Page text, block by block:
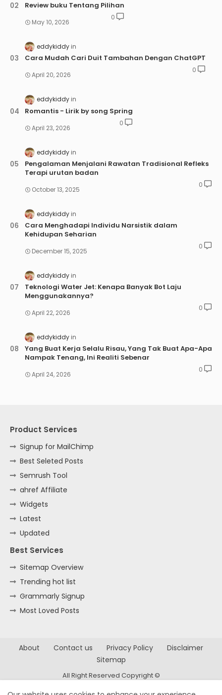
Review buku Tentang Pilihan
May 10, 2026
0
eddykiddy
Cara Mudah Cari Duit Tambahan Dengan ChatGPT
April 20, 2026
0
eddykiddy
Romantis - Lirik by song Spring
April 23, 2026
0
eddykiddy
Pengalaman Menjalani Rawatan Tradisional Refleks
Terapi urutan badan
October 13, 2025
0
eddykiddy
Cara Menghadapi Individu Narsistik dalam
Kehidupan Seharian
December 15, 2025
0
eddykiddy
Teknologi Water Jet: Kenapa Banyak Bot Laju
Menggunakannya?
April 22, 2026
0
eddykiddy
Yang Buat Kerja Selalu Risau, Yang Tak Buat Apa-Apa
Nampak Tenang, Ini Realiti Sebenar
April 24, 2026
0
Product Services
Signup for MailChimp
Best Seleted Posts
Semrush Tool
ahref Affiliate
Widgets
Latest
Updated
Best Services
Sitemap Overview
Trending hot list
Grammarly Signup
Most Loved Posts
About Contact us Privacy Policy
Disclaimer
Sitemap
All Right Reserved Copyright ©